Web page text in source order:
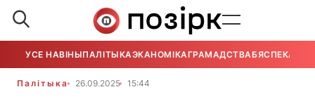
УСЕ НАВІНЫПАЛІТЫКАЭКАНОМІКАГРАМАДСТВАБЯСПЕКА
Палітыка 26.09.2025 15:44